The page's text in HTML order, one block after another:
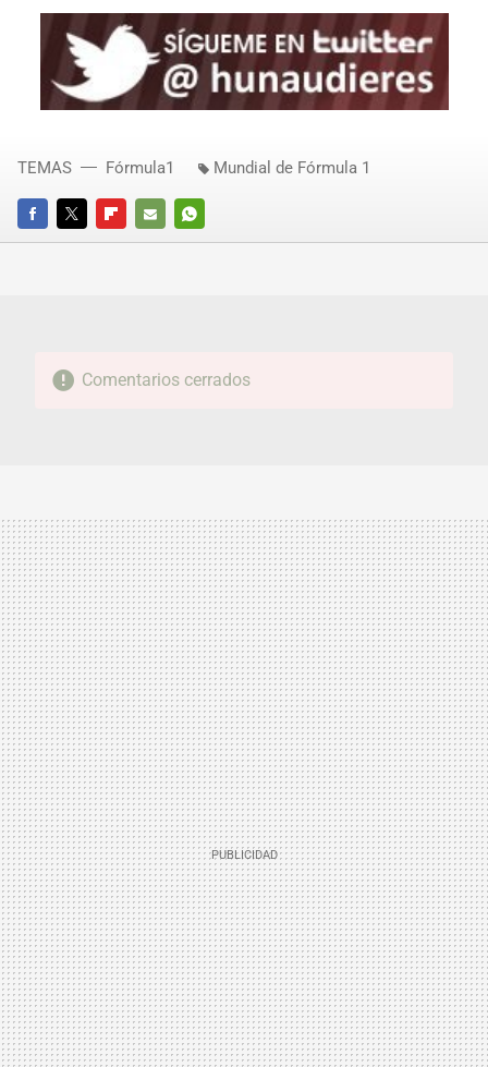
FACEBOOKTWITTERFLIPBOARD
E-
WHATSAPP
TEMAS Fórmula1 Mundial de Fórmula 1
Comentarios cerrados